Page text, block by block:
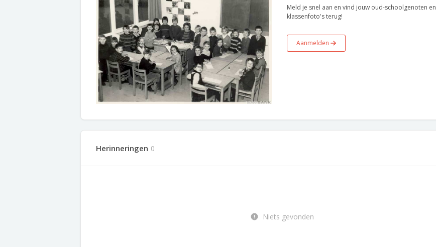
Meld je snel aan en vind jouw oud-schoolgenoten en
klassenfoto's terug!
Aanmelden
Herinneringen 0
Niets gevonden